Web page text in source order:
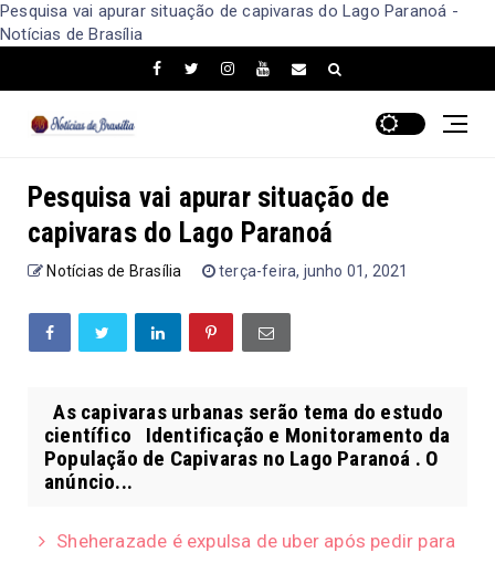
Pesquisa vai apurar situação de capivaras do Lago Paranoá -
Notícias de Brasília
Pesquisa vai apurar situação de
capivaras do Lago Paranoá
Notícias de Brasília terça-feira, junho 01, 2021
As capivaras urbanas serão tema do estudo
científico Identificação e Monitoramento da
População de Capivaras no Lago Paranoá . O
anúncio...
Sheherazade é expulsa de uber após pedir para